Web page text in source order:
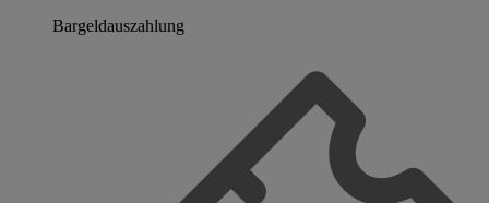
Bargeldauszahlung